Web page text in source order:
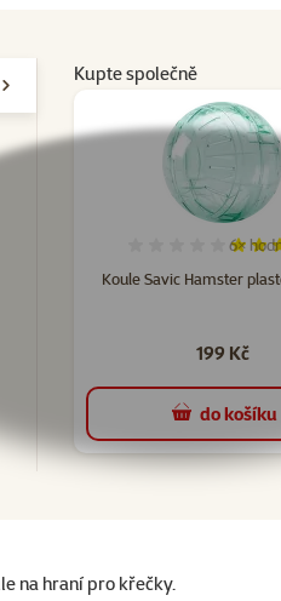
Kupte společně
Koule Savic Hamster
6×
199 Kč
do košíku
na hraní pro křečky.